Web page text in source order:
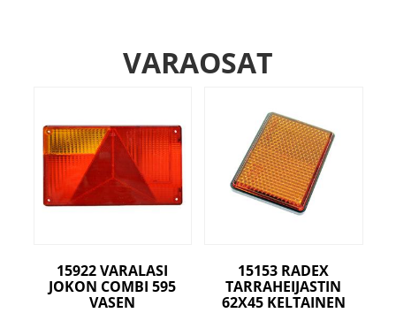
VARAOSAT
15922 VARALASI
JOKON COMBI 595
VASEN
15153 RADEX
TARRAHEIJASTIN
62X45 KELTAINEN